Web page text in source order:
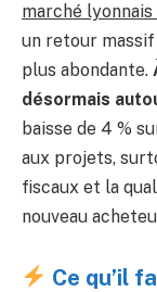
marché
un retour
plus abondante.
désormais
baisse de 4 %
aux projets,
fiscaux et la
nouveau
Ce qu’il